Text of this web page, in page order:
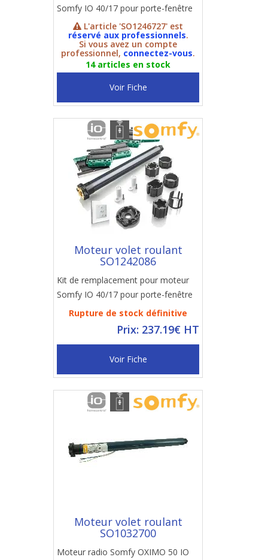
Somfy IO 40/17 pour porte-fenêtre
L'article 'SO1246727' est
réservé aux professionnels.
Si vous avez un compte
professionnel, connectez-vous.
14 articles en stock
Voir Fiche
Moteur volet roulant
SO1242086
Kit de remplacement pour moteur
Somfy IO 40/17 pour porte-fenêtre
Rupture de stock définitive
Prix: 237.19€ HT
Voir Fiche
Moteur volet roulant
SO1032700
Moteur radio Somfy OXIMO 50 IO